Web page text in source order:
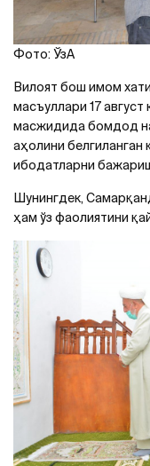
Фото: ЎзA
Вилоят бош имом
масъуллари 17
масжидида бомдод
аҳолини белгиланган
ибодатларни
Шунингдек,
ҳам ўз фаолиятини